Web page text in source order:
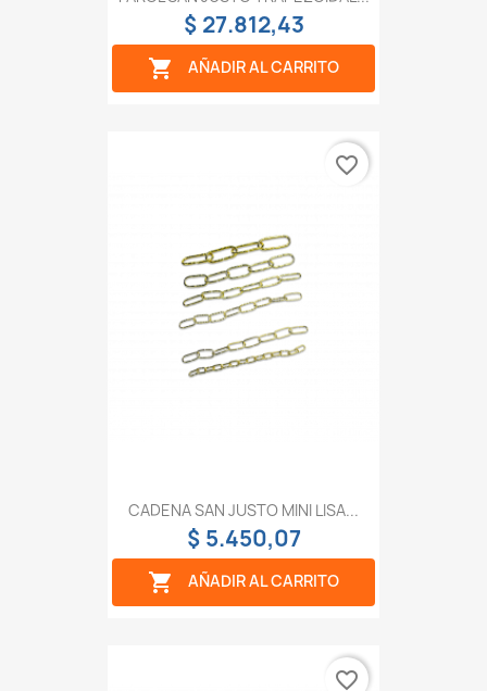
$ 27.812,43
 AÑADIR AL CARRITO
CADENA SAN JUSTO MINI LISA...
$ 5.450,07
 AÑADIR AL CARRITO
favorite_border
favorite_border